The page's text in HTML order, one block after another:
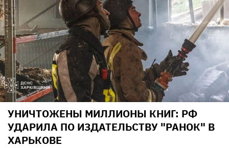
УНИЧТОЖЕНЫ МИЛЛИОНЫ КНИГ: РФ
УДАРИЛА ПО ИЗДАТЕЛЬСТВУ "РАНОК" В
ХАРЬКОВЕ